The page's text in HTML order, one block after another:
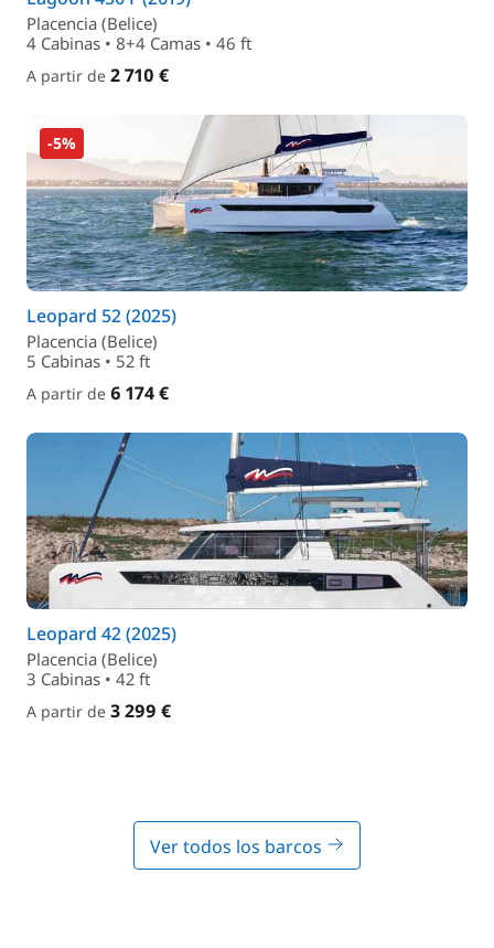
Placencia (Belice)
4 Cabinas • 8+4 Camas • 46 ft
A partir de 2 710 €
-5%
Leopard 52 (2025)
Placencia (Belice)
5 Cabinas • 52 ft
A partir de 6 174 €
Leopard 42 (2025)
Placencia (Belice)
3 Cabinas • 42 ft
A partir de 3 299 €
Ver todos los barcos